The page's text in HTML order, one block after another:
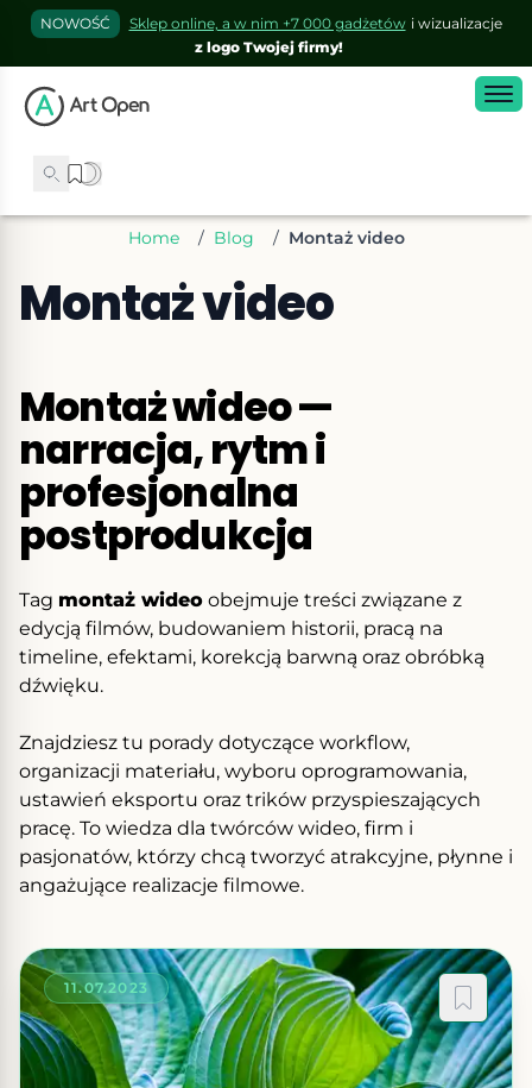
NOWOŚĆ Sklep online, a w nim +7 000 gadżetów i wizualizacje
z logo Twojej firmy!
Home / Blog / Montaż video
Montaż video
Montaż wideo —
narracja, rytm i
profesjonalna
postprodukcja
Tag montaż wideo obejmuje treści związane z
edycją filmów, budowaniem historii, pracą na
timeline, efektami, korekcją barwną oraz obróbką
dźwięku.
Znajdziesz tu porady dotyczące workflow,
organizacji materiału, wyboru oprogramowania,
ustawień eksportu oraz trików przyspieszających
pracę. To wiedza dla twórców wideo, firm i
pasjonatów, którzy chcą tworzyć atrakcyjne, płynne i
angażujące realizacje filmowe.
11.07.2023